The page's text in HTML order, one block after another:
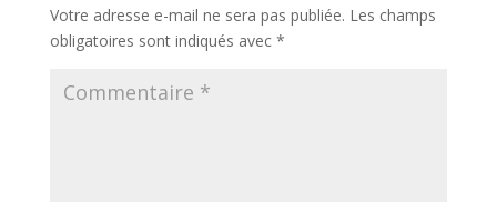
Votre adresse e-mail ne sera pas publiée. Les champs
obligatoires sont indiqués avec *